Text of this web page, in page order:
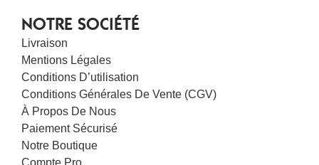
NOTRE SOCIÉTÉ
Livraison
Mentions Légales
Conditions D’utilisation
Conditions Générales De Vente (CGV)
À Propos De Nous
Paiement Sécurisé
Notre Boutique